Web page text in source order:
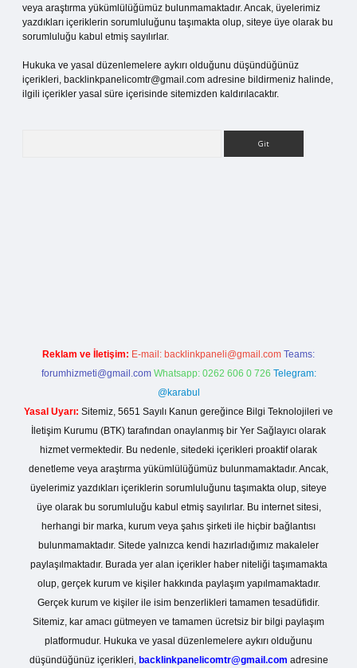
veya araştırma yükümlülüğümüz bulunmamaktadır. Ancak, üyelerimiz
yazdıkları içeriklerin sorumluluğunu taşımakta olup, siteye üye olarak bu
sorumluluğu kabul etmiş sayılırlar.
Hukuka ve yasal düzenlemelere aykırı olduğunu düşündüğünüz
içerikleri, backlinkpanelicomtr@gmail.com adresine bildirmeniz halinde,
ilgili içerikler yasal süre içerisinde sitemizden kaldırılacaktır.
Reklam ve İletişim: E-mail: backlinkpaneli@gmail.com Teams:
forumhizmeti@gmail.com Whatsapp: 0262 606 0 726 Telegram:
@karabul
Yasal Uyarı: Sitemiz, 5651 Sayılı Kanun gereğince Bilgi Teknolojileri ve
İletişim Kurumu (BTK) tarafından onaylanmış bir Yer Sağlayıcı olarak
hizmet vermektedir. Bu nedenle, sitedeki içerikleri proaktif olarak
denetleme veya araştırma yükümlülüğümüz bulunmamaktadır. Ancak,
üyelerimiz yazdıkları içeriklerin sorumluluğunu taşımakta olup, siteye
üye olarak bu sorumluluğu kabul etmiş sayılırlar. Bu internet sitesi,
herhangi bir marka, kurum veya şahıs şirketi ile hiçbir bağlantısı
bulunmamaktadır. Sitede yalnızca kendi hazırladığımız makaleler
paylaşılmaktadır. Burada yer alan içerikler haber niteliği taşımamakta
olup, gerçek kurum ve kişiler hakkında paylaşım yapılmamaktadır.
Gerçek kurum ve kişiler ile isim benzerlikleri tamamen tesadüfidir.
Sitemiz, kar amacı gütmeyen ve tamamen ücretsiz bir bilgi paylaşım
platformudur. Hukuka ve yasal düzenlemelere aykırı olduğunu
düşündüğünüz içerikleri, backlinkpanelicomtr@gmail.com adresine